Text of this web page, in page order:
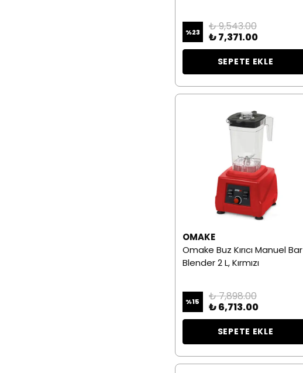
%23
₺ 9,543.00
₺ 7,371.00
SEPETE EKLE
OMAKE
Omake Buz Kırıcı Manuel Bar
Blender 2 L, Kırmızı
%15
₺ 7,898.00
₺ 6,713.00
SEPETE EKLE